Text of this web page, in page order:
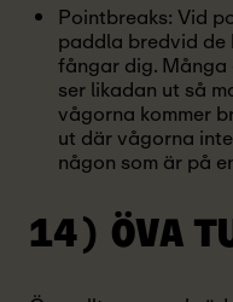
Pointbreaks: Vid
paddla bredvid
fångar dig.
ser likadan ut så
vågorna kommer
ut där vågorna
någon som är på
14) ÖVA